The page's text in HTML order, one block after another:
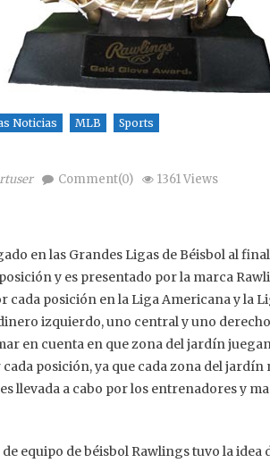
Noticias MLB Sports
Comment(0) 1361 Views
en las Grandes Ligas de Béisbol al
y es presentado por la marca
posición en la Liga Americana y la
izquierdo, uno central y uno
en cuenta en que zona del jardín
posición, ya que cada zona del jardín
llevada a cabo por los entrenadores y
equipo de béisbol Rawlings tuvo la